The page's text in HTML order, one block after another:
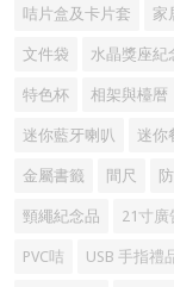
咭片盒及卡片套 家
文件袋 水晶獎座紀
特色杯 相架與檯暦
迷你藍牙喇叭 迷你
金屬書籤 間尺
頸繩紀念品 21寸廣
PVC咭 USB 手指禮